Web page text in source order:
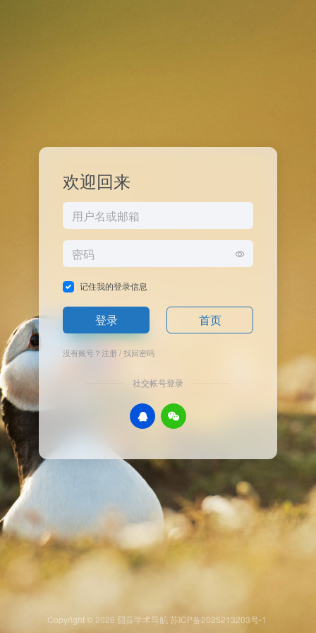
欢迎回来
记住我的登录信息
登录 首页
没有账号？注册/找回密码
社交帐号登录
Copyright © 2026 囧蒜学术导航 苏ICP备2025213203号-1